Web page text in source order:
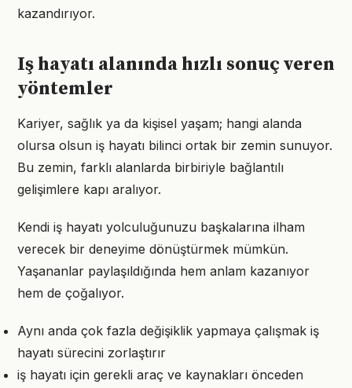
kazandırıyor.
Iş hayatı alanında hızlı sonuç veren
yöntemler
Kariyer, sağlık ya da kişisel yaşam; hangi alanda
olursa olsun iş hayatı bilinci ortak bir zemin sunuyor.
Bu zemin, farklı alanlarda birbiriyle bağlantılı
gelişimlere kapı aralıyor.
Kendi iş hayatı yolculuğunuzu başkalarına ilham
verecek bir deneyime dönüştürmek mümkün.
Yaşananlar paylaşıldığında hem anlam kazanıyor
hem de çoğalıyor.
Aynı anda çok fazla değişiklik yapmaya çalışmak iş
hayatı sürecini zorlaştırır
iş hayatı için gerekli araç ve kaynakları önceden